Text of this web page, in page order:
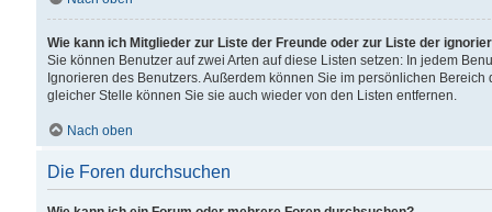
Wie kann ich Mitglieder zur Liste der Freunde oder zur Liste der
Sie können Benutzer auf zwei Arten auf diese Listen setzen: In jedem
Ignorieren des Benutzers. Außerdem können Sie im persönlichen
gleicher Stelle können Sie sie auch wieder von den Listen entfernen.
Nach oben
Die Foren durchsuchen